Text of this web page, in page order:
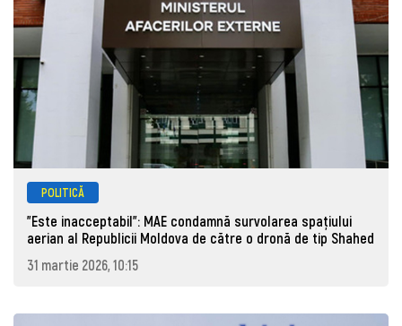
POLITICĂ
"Este inacceptabil": MAE condamnă survolarea spațiului
aerian al Republicii Moldova de către o dronă de tip Shahed
31 martie 2026, 10:15